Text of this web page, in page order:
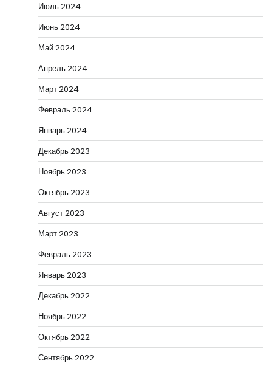
Июль 2024
Июнь 2024
Май 2024
Апрель 2024
Март 2024
Февраль 2024
Январь 2024
Декабрь 2023
Ноябрь 2023
Октябрь 2023
Август 2023
Март 2023
Февраль 2023
Январь 2023
Декабрь 2022
Ноябрь 2022
Октябрь 2022
Сентябрь 2022